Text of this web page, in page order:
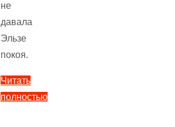
не
давала
Эльзе
покоя.
Читать
полностью